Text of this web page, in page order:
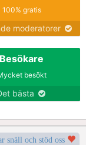
100% gratis
moderatorer
Besökare
besökt
bästa
snäll och stöd oss